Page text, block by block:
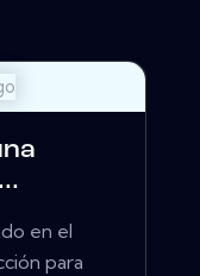
en el
para